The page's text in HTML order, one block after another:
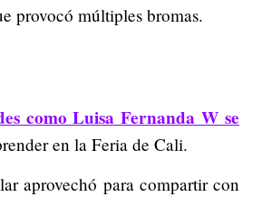
provocó múltiples bromas.
como Luisa Fernanda W se
en la Feria de Cali.
aprovechó para compartir con